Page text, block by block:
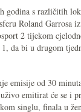
godina s različitih
Roland Garrosa
2 tijekom
da bi u drugom
emisije od 30
emitirat će se i
singlu, finala u